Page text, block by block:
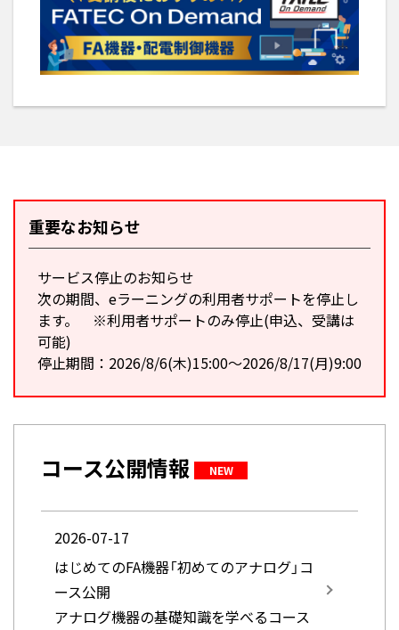
重要なお知らせ
サービス停止のお知らせ
次の期間、eラーニングの利用者サポートを停止し
ます。 ※利用者サポートのみ停止(申込、受講は
可能)
停止期間：2026/8/6(木)15:00～2026/8/17(月)9:00
コース公開情報 NEW
2026-07-17
はじめてのFA機器「初めてのアナログ」コ
ース公開
アナログ機器の基礎知識を学べるコース